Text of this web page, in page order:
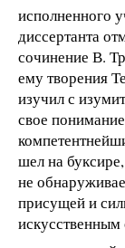
исполненного
диссертанта
сочинение В.
ему творения
изучил с
свое
шел на
не
присущей и